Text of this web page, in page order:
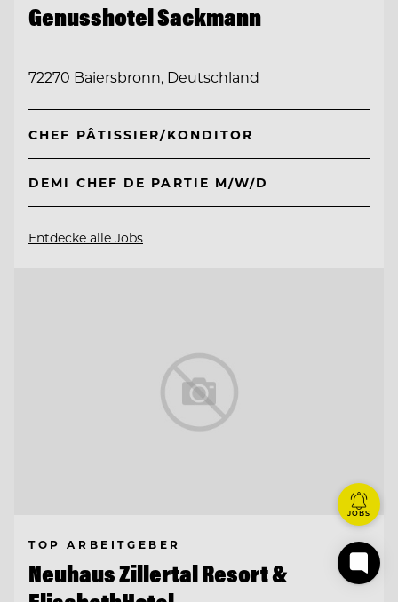
Genusshotel Sackmann
72270 Baiersbronn, Deutschland
CHEF PÂTISSIER/KONDITOR
DEMI CHEF DE PARTIE M/W/D
Entdecke alle Jobs
TOP ARBEITGEBER
Neuhaus Zillertal Resort &
JOBS